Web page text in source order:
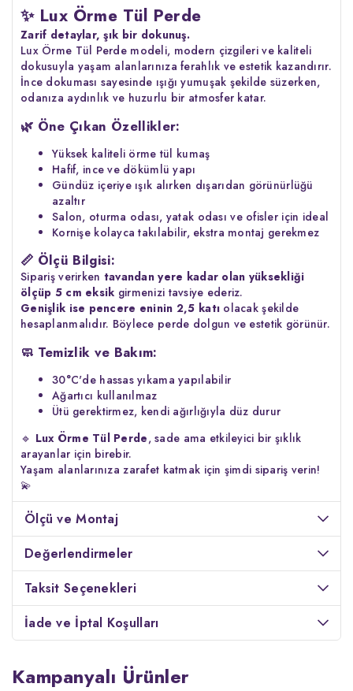
✨ Lux Örme Tül Perde
Zarif detaylar, şık bir dokunuş.
Lux Örme Tül Perde modeli, modern çizgileri ve kaliteli
dokusuyla yaşam alanlarınıza ferahlık ve estetik kazandırır.
İnce dokuması sayesinde ışığı yumuşak şekilde süzerken,
odanıza aydınlık ve huzurlu bir atmosfer katar.
🌿 Öne Çıkan Özellikler:
Yüksek kaliteli örme tül kumaş
Hafif, ince ve dökümlü yapı
Gündüz içeriye ışık alırken dışarıdan görünürlüğü
azaltır
Salon, oturma odası, yatak odası ve ofisler için ideal
Kornişe kolayca takılabilir, ekstra montaj gerekmez
📏 Ölçü Bilgisi:
Sipariş verirken tavandan yere kadar olan yüksekliği
ölçüp 5 cm eksik girmenizi tavsiye ederiz.
Genişlik ise pencere eninin 2,5 katı olacak şekilde
hesaplanmalıdır. Böylece perde dolgun ve estetik görünür.
🧼 Temizlik ve Bakım:
30°C'de hassas yıkama yapılabilir
Ağartıcı kullanılmaz
Ütü gerektirmez, kendi ağırlığıyla düz durur
🔹 Lux Örme Tül Perde, sade ama etkileyici bir şıklık
arayanlar için birebir.
Yaşam alanlarınıza zarafet katmak için şimdi sipariş verin!
💫
Ölçü ve Montaj
Değerlendirmeler
Taksit Seçenekleri
İade ve İptal Koşulları
Kampanyalı Ürünler